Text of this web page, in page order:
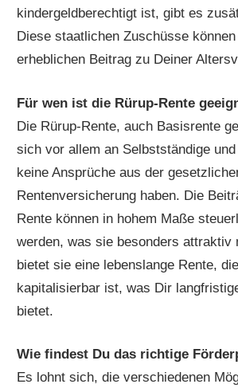
kindergeldberechtigt ist, gibt es
Diese staatlichen Zuschüsse
erheblichen Beitrag zu Deiner
Für wen ist die Rürup-Rente
Die Rürup-Rente, auch Basisrente
sich vor allem an Selbstständige
keine Ansprüche aus der
Rentenversicherung haben. Die
Rente können in hohem Maße
werden, was sie besonders attraktiv
bietet sie eine lebenslange Rente,
kapitalisierbar ist, was Dir
bietet.
Wie findest Du das richtige
Es lohnt sich, die verschiedenen